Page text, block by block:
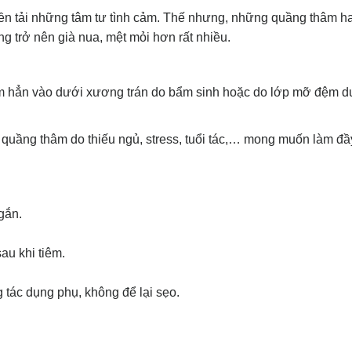
tải những tâm tư tình cảm. Thế nhưng, những quầng thâm
trở nên già nua, mệt mỏi hơn rất nhiều.
hẳn vào dưới xương trán do bẩm sinh hoặc do lớp mỡ đệm
thâm do thiếu ngủ, stress, tuổi tác,… mong muốn làm
khi tiêm.
dụng phụ, không để lại sẹo.